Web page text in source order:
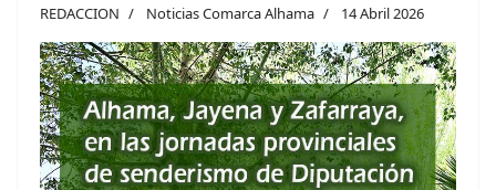
REDACCION Noticias Comarca Alhama 14 Abril 2026